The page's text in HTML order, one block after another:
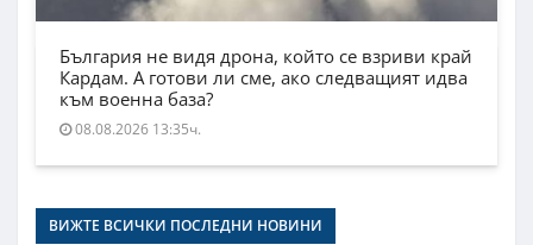
България не видя дрона, който се взриви край
Кардам. А готови ли сме, ако следващият идва
към военна база?
08.08.2026 13:35ч.
ВИЖТЕ ВСИЧКИ ПОСЛЕДНИ НОВИНИ